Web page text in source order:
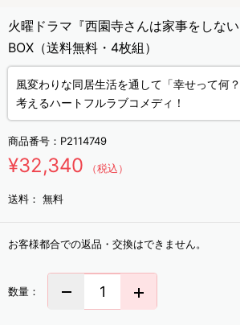
火曜ドラマ『西園寺さんは家事をしな
BOX（送料無料・4枚組）
風変わりな同居生活を通して「幸せって何
考えるハートフルラブコメディ！
商品番号： P2114749
¥32,340 （税込）
送料： 無料
お客様都合での返品・交換はできません。
数量：